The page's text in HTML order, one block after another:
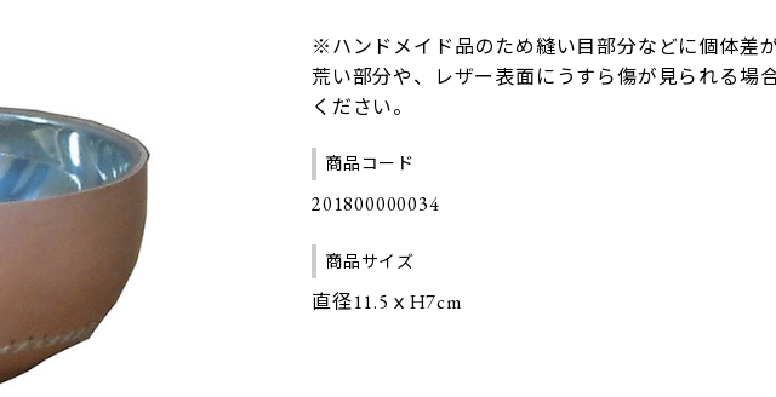
※ハンドメイド品のため縫い目部分などに個体差
荒い部分や、レザー表面にうすら傷が見られる場
ください。
商品コード
201800000034
商品サイズ
直径11.5ｘH7cm